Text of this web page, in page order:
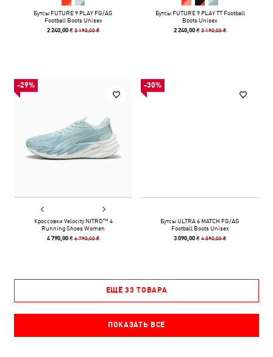
Бутсы FUTURE 9 PLAY FG/AG
Football Boots Unisex
2 240,00 ₴3 190,00 ₴
Бутсы FUTURE 9 PLAY TT Football
Boots Unisex
2 240,00 ₴3 190,00 ₴
-29%
Кроссовки Velocity NITRO™ 4
Running Shoes Women
4 790,00 ₴6 790,00 ₴
-30%
Бутсы ULTRA 6 MATCH FG/AG
Football Boots Unisex
3 090,00 ₴4 390,00 ₴
ЕЩЁ 33 ТОВАРА
ПОКАЗАТЬ ВСЕ